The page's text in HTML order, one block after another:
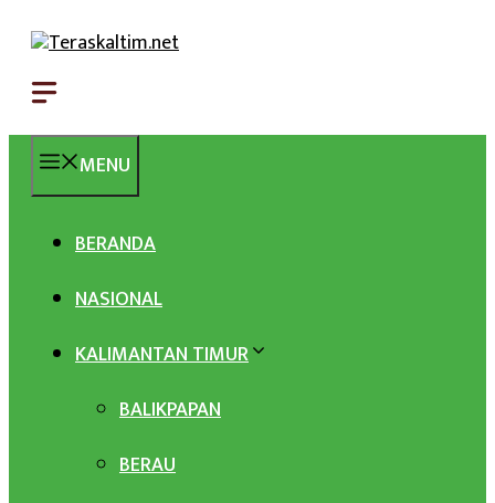
MENU
BERANDA
NASIONAL
KALIMANTAN TIMUR
BALIKPAPAN
BERAU